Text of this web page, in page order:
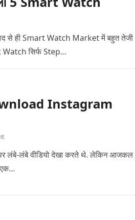
से ही Smart Watch Market में बहुत तेजी
सिर्फ Step…
Instagram
लंबे-लंबे वीडियो देखा करते थे. लेकिन आजकल